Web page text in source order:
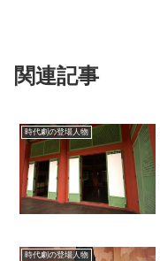
関連記事
時代劇の登場人物
時代劇の登場人物